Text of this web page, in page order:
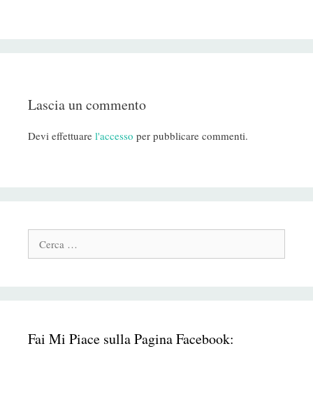
Lascia un commento
Devi effettuare l'accesso per pubblicare commenti.
Cerca:
Fai Mi Piace sulla Pagina Facebook: